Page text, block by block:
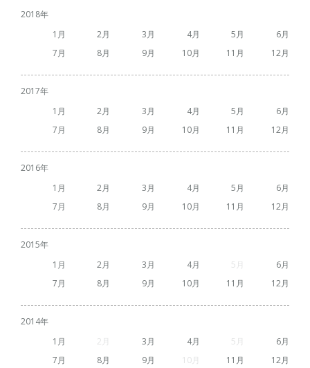
2018
1
2 3 4 5
6
7
8 9 10 11 12
2017
1
2 3 4 5
6
7
8 9 10 11 12
2016
1
2 3 4 5
6
7
8 9 10 11 12
2015
1
2 3 4 5
6
7
8 9 10 11 12
2014
1
2 3 4 5
6
7
8 9 10 11 12